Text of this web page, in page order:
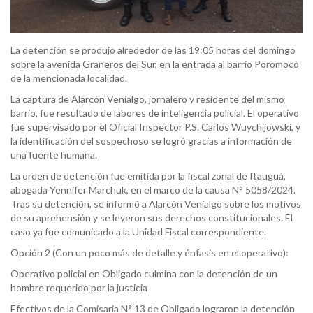
La detención se produjo alrededor de las 19:05 horas del domingo
sobre la avenida Graneros del Sur, en la entrada al barrio Poromocó
de la mencionada localidad.
La captura de Alarcón Venialgo, jornalero y residente del mismo
barrio, fue resultado de labores de inteligencia policial. El operativo
fue supervisado por el Oficial Inspector P.S. Carlos Wuychijowski, y
la identificación del sospechoso se logró gracias a información de
una fuente humana.
La orden de detención fue emitida por la fiscal zonal de Itauguá,
abogada Yennifer Marchuk, en el marco de la causa N° 5058/2024.
Tras su detención, se informó a Alarcón Venialgo sobre los motivos
de su aprehensión y se leyeron sus derechos constitucionales. El
caso ya fue comunicado a la Unidad Fiscal correspondiente.
Opción 2 (Con un poco más de detalle y énfasis en el operativo):
Operativo policial en Obligado culmina con la detención de un
hombre requerido por la justicia
Efectivos de la Comisaría N° 13 de Obligado lograron la detención